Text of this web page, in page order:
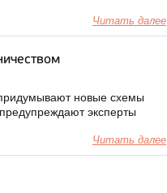
Читать далее
новые схемы
эксперты
Читать далее